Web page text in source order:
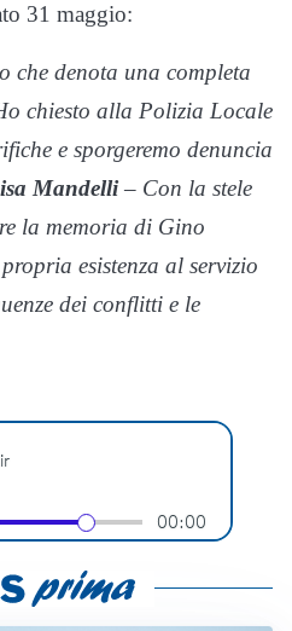
31 maggio:
che denota una completa
chiesto alla Polizia Locale
e sporgeremo denuncia
Mandelli– Con la stele
la memoria di Gino
esistenza al servizio
dei conflitti e le